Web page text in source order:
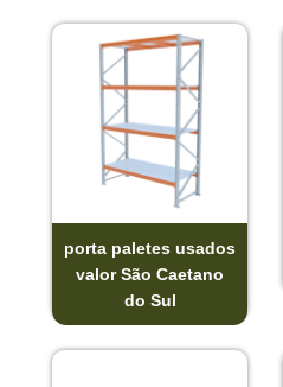
porta paletes usados
valor São Caetano
do Sul